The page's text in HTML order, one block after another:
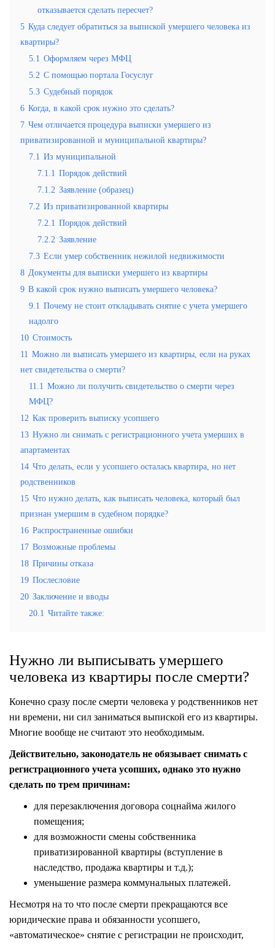
отказывается сделать пересчет?
5 Куда следует обратиться за выпиской умершего человека из
квартиры?
5.1 Оформляем через МФЦ
5.2 С помощью портала Госуслуг
5.3 Судебный порядок
6 Когда, в какой срок нужно это сделать?
7 Чем отличается процедура выписки умершего из
приватизированной и муниципальной квартиры?
7.1 Из муниципальной
7.1.1 Порядок действий
7.1.2 Заявление (образец)
7.2 Из приватизированной квартиры
7.2.1 Порядок действий
7.2.2 Заявление
7.3 Если умер собственник нежилой недвижимости
8 Документы для выписки умершего из квартиры
9 В какой срок нужно выписать умершего человека?
9.1 Почему не стоит откладывать снятие с учета умершего
надолго
10 Стоимость
11 Можно ли выписать умершего из квартиры, если на руках
нет свидетельства о смерти?
11.1 Можно ли получить свидетельство о смерти через
МФЦ?
12 Как проверить выписку усопшего
13 Нужно ли снимать с регистрационного учета умерших в
апартаментах
14 Что делать, если у усопшего осталась квартира, но нет
родственников
15 Что нужно делать, как выписать человека, который был
признан умершим в судебном порядке?
16 Распространенные ошибки
17 Возможные проблемы
18 Причины отказа
19 Послесловие
20 Заключение и вводы
20.1 Читайте также:
Нужно ли выписывать умершего
человека из квартиры после смерти?
Конечно сразу после смерти человека у родственников нет
ни времени, ни сил заниматься выпиской его из квартиры.
Многие вообще не считают это необходимым.
Действительно, законодатель не обязывает снимать с
регистрационного учета усопших, однако это нужно
сделать по трем причинам:
для перезаключения договора соцнайма жилого
помещения;
для возможности смены собственника
приватизированной квартиры (вступление в
наследство, продажа квартиры и т.д.);
уменьшение размера коммунальных платежей.
Несмотря на то что после смерти прекращаются все
юридические права и обязанности усопшего,
«автоматическое» снятие с регистрации не происходит,